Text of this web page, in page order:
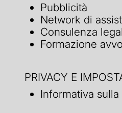
Pubblicità
Network di
Consulenza
Formazione
PRIVACY E
Informativa